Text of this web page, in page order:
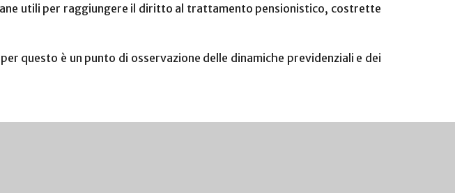
utili per raggiungere il diritto al trattamento pensionistico, costrette
questo è un punto di osservazione delle dinamiche previdenziali e dei